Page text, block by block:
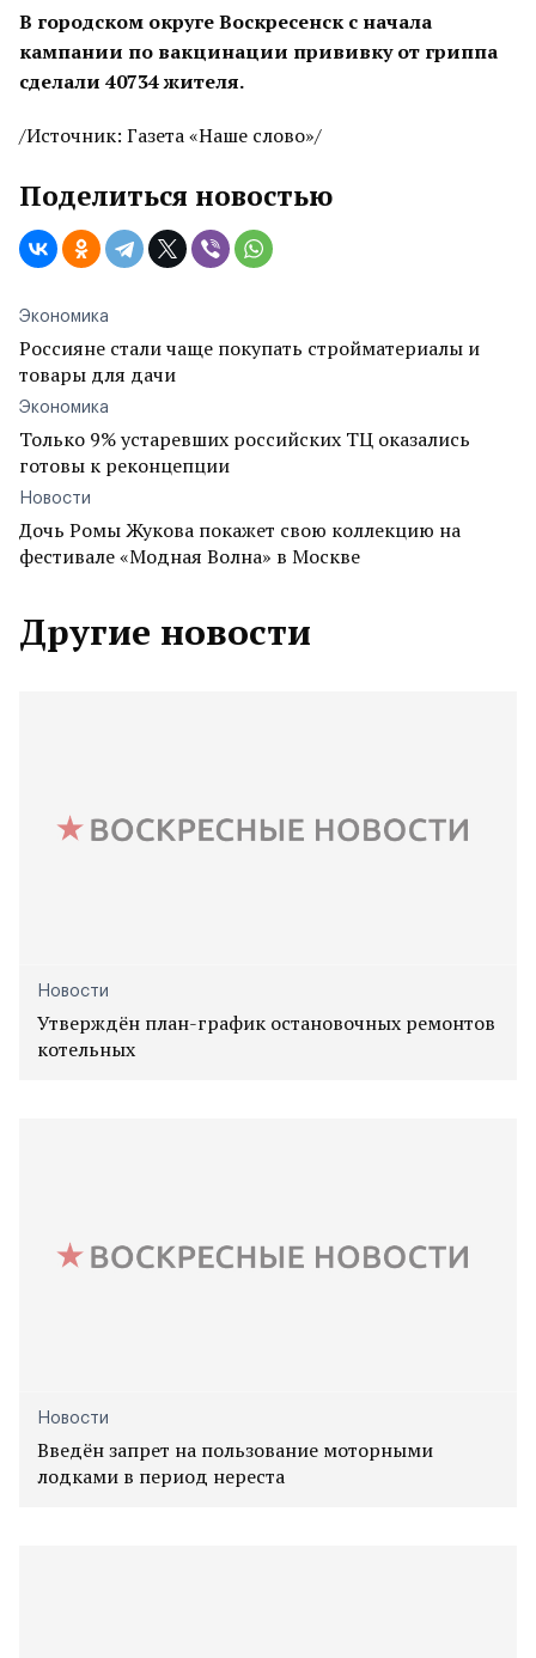
В городском округе Воскресенск с начала
кампании по вакцинации прививку от гриппа
сделали 40734 жителя.
/Источник: Газета «Наше слово»/
Поделиться новостью
Экономика
Россияне стали чаще покупать стройматериалы и
товары для дачи
Экономика
Только 9% устаревших российских ТЦ оказались
готовы к реконцепции
Новости
Дочь Ромы Жукова покажет свою коллекцию на
фестивале «Модная Волна» в Москве
Другие новости
Новости
Утверждён план-график остановочных ремонтов
котельных
Новости
Введён запрет на пользование моторными
лодками в период нереста